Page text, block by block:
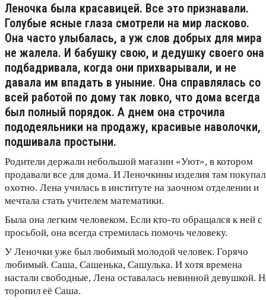
Леночка была красавицей. Все это признавали.
Голубые ясные глаза смотрели на мир ласково.
Она часто улыбалась, а уж слов добрых для мира
не жалела. И бабушку свою, и дедушку своего она
подбадривала, когда они прихварывали, и не
давала им впадать в уныние. Она справлялась со
всей работой по дому так ловко, что дома всегда
был полный порядок. А днем она строчила
пододеяльники на продажу, красивые наволочки,
подшивала простыни.
Родители держали небольшой магазин «Уют», в котором
продавали все для дома. И Леночкины изделия там
охотно. Лена училась в институте на заочном отделении и
мечтала стать учителем математики.
Была она легким человеком. Если кто-то обращался к ней с
просьбой, она всегда стремилась помочь человеку.
У Леночки уже был любимый молодой человек. Горячо
любимый. Саша, Сашенька, Сашулька. И хотя времена
настали свободные, Лена оставалась невинной девушкой.
торопил её Саша.